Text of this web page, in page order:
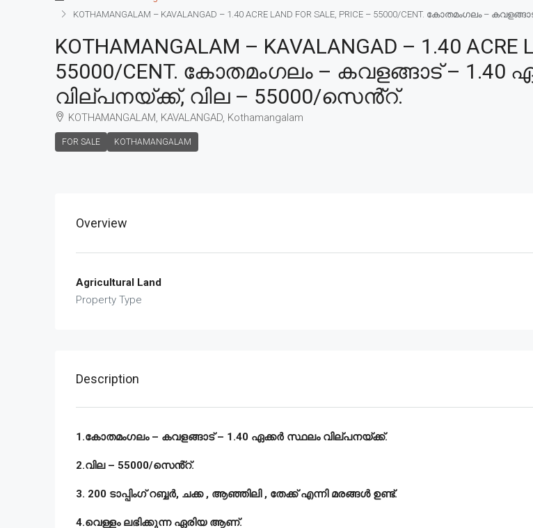
KOTHAMANGALAM – KAVALANGAD – 1.40 ACRE LAND FOR SALE, PRICE – 55000/CENT. കോതമംഗലം
KOTHAMANGALAM – KAVALANGAD – 1.40 ACRE
55000/CENT. കോതമംഗലം – കവളങ്ങാട് – 1.40
വില്പനയ്ക്ക്, വില – 55000/സെൻ്റ്.
KOTHAMANGALAM, KAVALANGAD, Kothamangalam
FOR SALE KOTHAMANGALAM
Overview
Agricultural Land
Property Type
Description
1.കോതമംഗലം – കവളങ്ങാട് – 1.40 ഏക്കർ സ്ഥലം വില്പനയ്ക്ക്.
2.വില – 55000/സെൻ്റ്.
3. 200 ടാപ്പിംഗ് റബ്ബർ, ചക്ക , ആഞ്ഞിലി , തേക്ക് എന്നി മരങ്ങൾ ഉണ്ട്.
4.വെള്ളം ലഭിക്കുന്ന ഏരിയ ആണ്.